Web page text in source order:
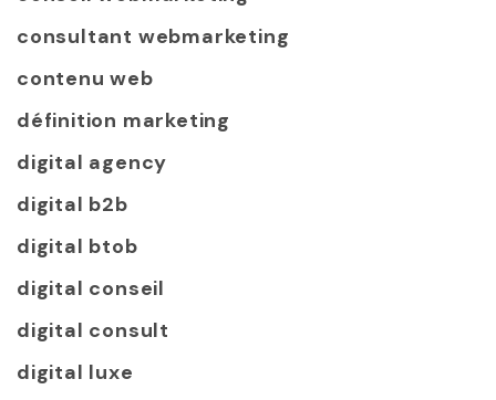
consultant webmarketing
contenu web
définition marketing
digital agency
digital b2b
digital btob
digital conseil
digital consult
digital luxe